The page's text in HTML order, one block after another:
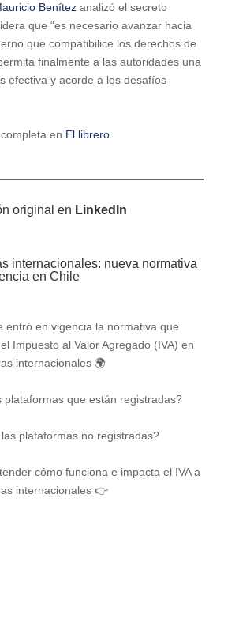
Benítezanalizó el secreto
que “es necesario avanzar hacia
que compatibilice los derechos de
finalmente a las autoridades una
efectiva y acorde a los desafíos
en El librero.
original en LinkedIn
internacionales: nueva normativa
en Chile
entró en vigencia la normativa que
Impuesto al Valor Agregado (IVA) en
internacionales 🌍
plataformas que están registradas?
plataformas no registradas?
cómo funciona e impacta el IVA a
internacionales 👉